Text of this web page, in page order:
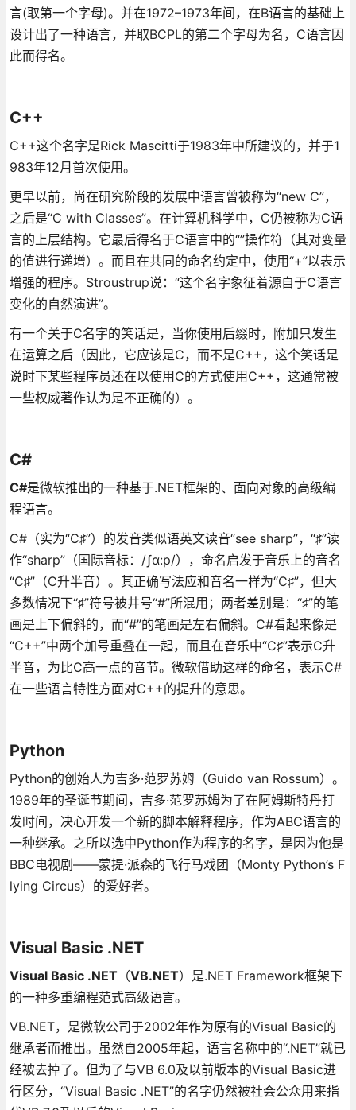
言(取第一个字母)。并在1972–1973年间，在B语言的基础上
设计出了一种语言，并取BCPL的第二个字母为名，C语言因
此而得名。
C++
C++这个名字是Rick Mascitti于1983年中所建议的，并于1
983年12月首次使用。
更早以前，尚在研究阶段的发展中语言曾被称为“new C”，
之后是“C with Classes”。在计算机科学中，C仍被称为C语
言的上层结构。它最后得名于C语言中的“”操作符（其对变量
的值进行递增）。而且在共同的命名约定中，使用“+”以表示
增强的程序。Stroustrup说：“这个名字象征着源自于C语言
变化的自然演进”。
有一个关于C名字的笑话是，当你使用后缀时，附加只发生
在运算之后（因此，它应该是C，而不是C++，这个笑话是
说时下某些程序员还在以使用C的方式使用C++，这通常被
一些权威著作认为是不正确的）。
C#
C#是微软推出的一种基于.NET框架的、面向对象的高级编
程语言。
C#（实为“C♯”）的发音类似语英文读音“see sharp”，“♯”读
作“sharp”（国际音标：/ʃɑ:p/），命名启发于音乐上的音名
“C♯”（C升半音）。其正确写法应和音名一样为“C♯”，但大
多数情况下“♯”符号被井号“#”所混用；两者差别是：“♯”的笔
画是上下偏斜的，而“#”的笔画是左右偏斜。C#看起来像是
“C++”中两个加号重叠在一起，而且在音乐中“C♯”表示C升
半音，为比C高一点的音节。微软借助这样的命名，表示C#
在一些语言特性方面对C++的提升的意思。
Python
Python的创始人为吉多·范罗苏姆（Guido van Rossum）。
1989年的圣诞节期间，吉多·范罗苏姆为了在阿姆斯特丹打
发时间，决心开发一个新的脚本解释程序，作为ABC语言的
一种继承。之所以选中Python作为程序的名字，是因为他是
BBC电视剧——蒙提·派森的飞行马戏团（Monty Python’s F
lying Circus）的爱好者。
Visual Basic .NET
Visual Basic .NET（VB.NET）是.NET Framework框架下
的一种多重编程范式高级语言。
VB.NET，是微软公司于2002年作为原有的Visual Basic的
继承者而推出。虽然自2005年起，语言名称中的“.NET”就已
经被去掉了。但为了与VB 6.0及以前版本的Visual Basic进
行区分，“Visual Basic .NET”的名字仍然被社会公众用来指